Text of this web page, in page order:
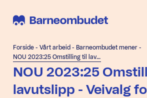
Forside - Vårt arbeid - Barneombudet mener -
NOU 2023:25 Omstilling til lavutslipp - Veivalg for klimapolitikken mot 2050 - rapport av Klimautvalget 2050
NOU 2023:25
lavutslipp - Veivalg